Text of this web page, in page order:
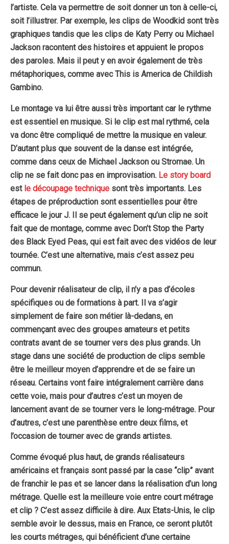
l’artiste. Cela va permettre de soit donner un ton à celle-ci,
soit l’illustrer. Par exemple, les clips de Woodkid sont très
graphiques tandis que les clips de Katy Perry ou Michael
Jackson racontent des histoires et appuient le propos
des paroles. Mais il peut y en avoir également de très
métaphoriques, comme avec This is America de Childish
Gambino.
Le montage va lui être aussi très important car le rythme
est essentiel en musique. Si le clip est mal rythmé, cela
va donc être compliqué de mettre la musique en valeur.
D’autant plus que souvent de la danse est intégrée,
comme dans ceux de Michael Jackson ou Stromae. Un
clip ne se fait donc pas en improvisation. Le story board
est le découpage technique sont très importants. Les
étapes de préproduction sont essentielles pour être
efficace le jour J. Il se peut également qu’un clip ne soit
fait que de montage, comme avec Don’t Stop the Party
des Black Eyed Peas, qui est fait avec des vidéos de leur
tournée. C’est une alternative, mais c’est assez peu
commun.
Pour devenir réalisateur de clip, il n’y a pas d’écoles
spécifiques ou de formations à part. Il va s’agir
simplement de faire son métier là-dedans, en
commençant avec des groupes amateurs et petits
contrats avant de se tourner vers des plus grands. Un
stage dans une société de production de clips semble
être le meilleur moyen d’apprendre et de se faire un
réseau. Certains vont faire intégralement carrière dans
cette voie, mais pour d’autres c’est un moyen de
lancement avant de se tourner vers le long-métrage. Pour
d’autres, c’est une parenthèse entre deux films, et
l’occasion de tourner avec de grands artistes.
Comme évoqué plus haut, de grands réalisateurs
américains et français sont passé par la case “clip” avant
de franchir le pas et se lancer dans la réalisation d’un long
métrage. Quelle est la meilleure voie entre court métrage
et clip ? C’est assez difficile à dire. Aux Etats-Unis, le clip
semble avoir le dessus, mais en France, ce seront plutôt
les courts métrages, qui bénéficient d’une certaine